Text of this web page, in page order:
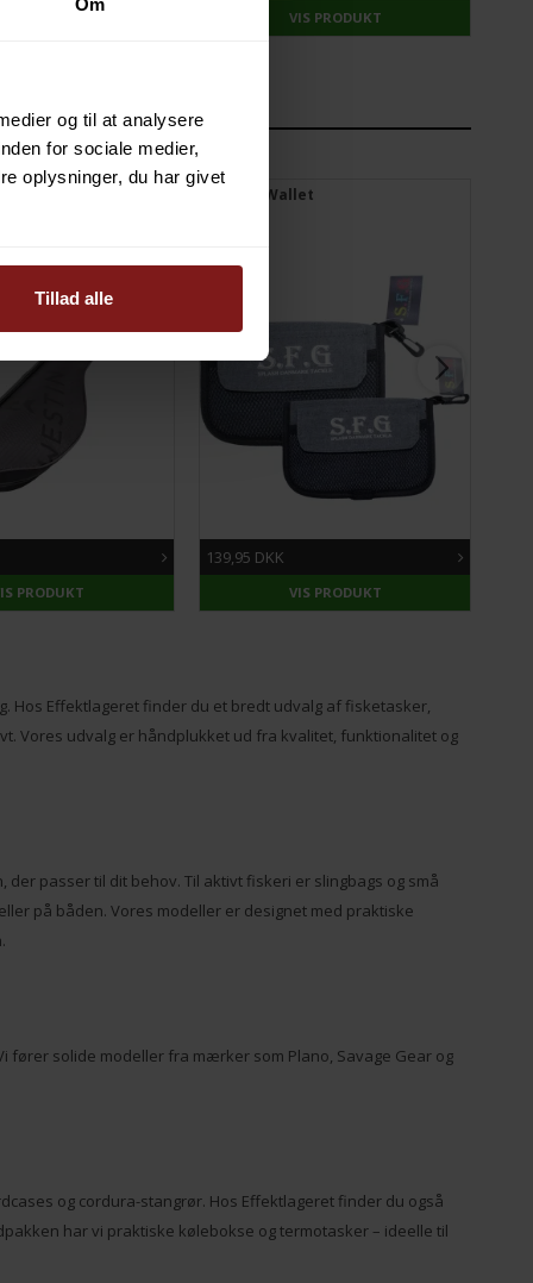
og til at analysere
for sociale medier,
oplysninger, du har givet
Tillad alle
VIS PRODUKT
PRODUKT
SFG Rig Wallet
139,95 DKK
VIS PRODUKT
Hos Effektlageret finder du et bredt udvalg af fisketasker,
Vores udvalg er håndplukket ud fra kvalitet, funktionalitet og
passer til dit behov. Til aktivt fiskeri er slingbags og små
på båden. Vores modeller er designet med praktiske
fører solide modeller fra mærker som Plano, Savage Gear og
og cordura-stangrør. Hos Effektlageret finder du også
har vi praktiske kølebokse og termotasker – ideelle til